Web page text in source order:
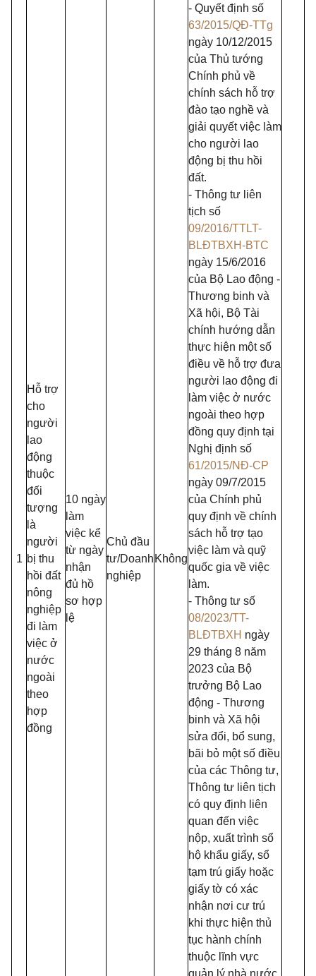
1
Hỗ trợ
cho
người
lao
động
thuộc
đối
tượng
là
người
bị thu
hồi đất
nông
nghiệp
đi làm
việc ở
nước
ngoài
theo
hợp
đồng
10 ngày
làm
việc kể
từ ngày
nhận
đủ hồ
sơ hợp
lệ
Chủ đầu
tư/Doanh
nghiệp
Không
- Quyết định số
63/2015/QĐ-TTg
ngày 10/12/2015
của Thủ tướng
Chính phủ về
chính sách hỗ trợ
đào tạo nghề và
giải quyết việc làm
cho người lao
động bị thu hồi
đất.
- Thông tư liên
tịch số
09/2016/TTLT-
BLĐTBXH-BTC
ngày 15/6/2016
của Bộ Lao động -
Thương binh và
Xã hội, Bộ Tài
chính hướng dẫn
thực hiện một số
điều về hỗ trợ đưa
người lao động đi
làm việc ở nước
ngoài theo hợp
đồng quy định tại
Nghị định số
61/2015/NĐ-CP
ngày 09/7/2015
của Chính phủ
quy định về chính
sách hỗ trợ tạo
việc làm và quỹ
quốc gia về việc
làm.
- Thông tư số
08/2023/TT-
BLĐTBXH ngày
29 tháng 8 năm
2023 của Bộ
trưởng Bộ Lao
động - Thương
binh và Xã hội
sửa đổi, bổ sung,
bãi bỏ một số điều
của các Thông tư,
Thông tư liên tịch
có quy định liên
quan đến việc
nộp, xuất trình sổ
hộ khẩu giấy, sổ
tạm trú giấy hoặc
giấy tờ có xác
nhận nơi cư trú
khi thực hiện thủ
tục hành chính
thuộc lĩnh vực
quản lý nhà nước